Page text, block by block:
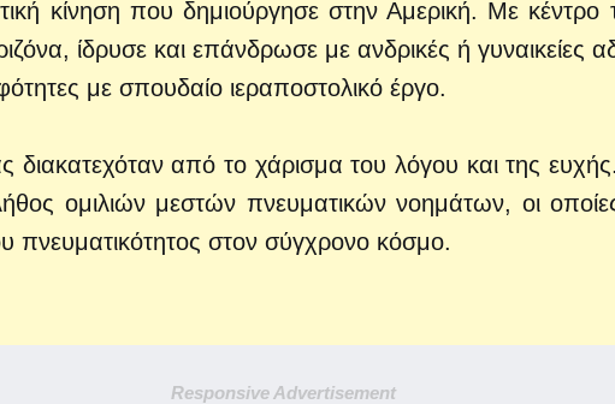
κίνηση που δημιούργησε στην Αμερική. Με
ίδρυσε και επάνδρωσε με ανδρικές ή γυναικείες
με σπουδαίο ιεραποστολικό έργο.
διακατεχόταν από το χάρισμα του λόγου και της
ομιλιών μεστών πνευματικών νοημάτων, οι
πνευματικότητος στον σύγχρονο κόσμο.
Responsive Advertisement